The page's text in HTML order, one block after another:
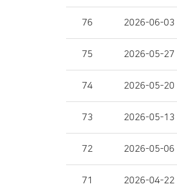
76 2026-06-03
75 2026-05-27
74 2026-05-20
73 2026-05-13
72 2026-05-06
71 2026-04-22